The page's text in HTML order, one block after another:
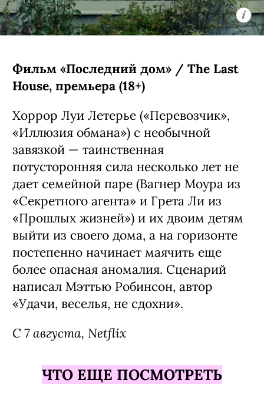
Фильм «Последний дом» / The Last
House, премьера (18+)
Хоррор Луи Летерье («Перевозчик»,
«Иллюзия обмана») с необычной
завязкой — таинственная
потусторонняя сила несколько лет не
дает семейной паре (Вагнер Моура из
«Секретного агента» и Грета Ли из
«Прошлых жизней») и их двоим детям
выйти из своего дома, а на горизонте
постепенно начинает маячить еще
более опасная аномалия. Сценарий
написал Мэттью Робинсон, автор
«Удачи, веселья, не сдохни».
С 7 августа, Netflix
ЧТО ЕЩЕ ПОСМОТРЕТЬ